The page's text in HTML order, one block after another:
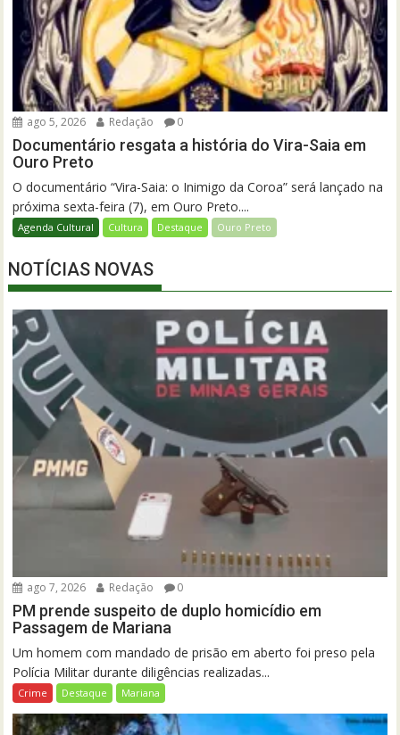
ago 5, 2026 Redação 0
Documentário resgata a história do Vira-Saia em
Ouro Preto
O documentário “Vira-Saia: o Inimigo da Coroa” será lançado na
próxima sexta-feira (7), em Ouro Preto....
Agenda Cultural Cultura Destaque Ouro Preto
NOTÍCIAS NOVAS
ago 7, 2026 Redação 0
PM prende suspeito de duplo homicídio em
Passagem de Mariana
Um homem com mandado de prisão em aberto foi preso pela
Polícia Militar durante diligências realizadas...
Crime Destaque Mariana